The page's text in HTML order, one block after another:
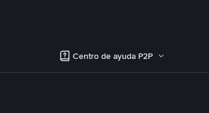
Centro de ayuda P2P